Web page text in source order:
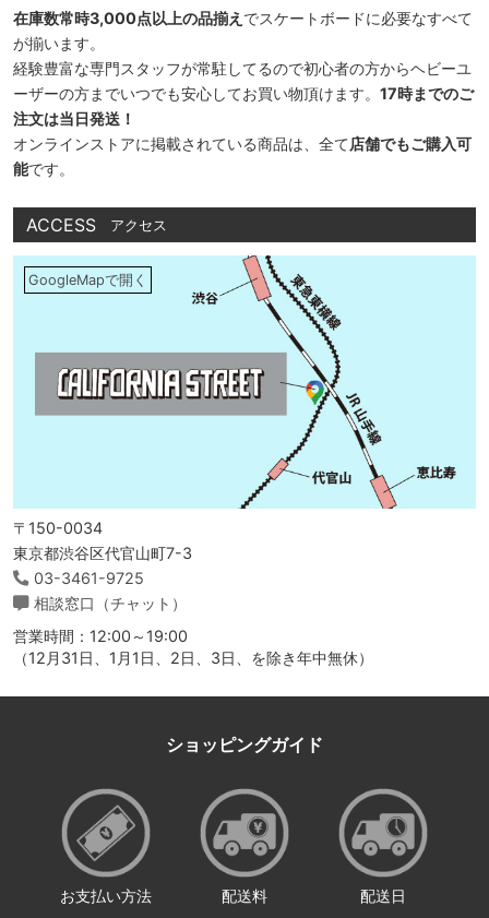
在庫数常時3,000点以上の品揃え でスケートボードに必要なすべて
が揃います。
経験豊富な専門スタッフが常駐してるので初心者の方からヘビーユ
ーザーの方までいつでも安心してお買い物頂けます。 17時までのご
注文は当日発送！
オンラインストアに掲載されている商品は、全て店舗でもご購入可
能です。
ACCESS アクセス
GoogleMapで開く
〒150-0034
東京都渋谷区代官山町7-3
03-3461-9725
相談窓口（チャット）
営業時間：12:00～19:00
（12月31日、1月1日、2日、3日、を除き年中無休）
ショッピングガイド
お支払い方法 配送料 配送日